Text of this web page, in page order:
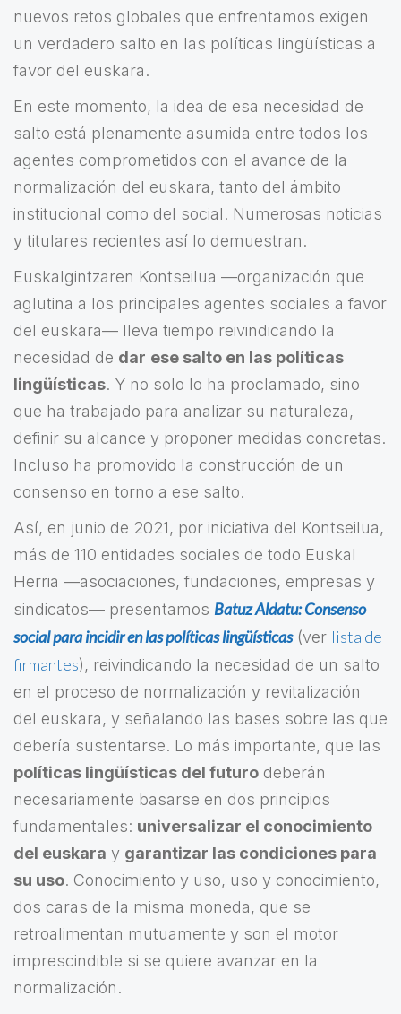
nuevos retos globales que enfrentamos exigen
un verdadero salto en las políticas lingüísticas a
favor del euskara.
En este momento, la idea de esa necesidad de
salto está plenamente asumida entre todos los
agentes comprometidos con el avance de la
normalización del euskara, tanto del ámbito
institucional como del social. Numerosas noticias
y titulares recientes así lo demuestran.
Euskalgintzaren Kontseilua —organización que
aglutina a los principales agentes sociales a favor
del euskara— lleva tiempo reivindicando la
necesidad de dar ese salto en las políticas
lingüísticas. Y no solo lo ha proclamado, sino
que ha trabajado para analizar su naturaleza,
definir su alcance y proponer medidas concretas.
Incluso ha promovido la construcción de un
consenso en torno a ese salto.
Así, en junio de 2021, por iniciativa del Kontseilua,
más de 110 entidades sociales de todo Euskal
Herria —asociaciones, fundaciones, empresas y
sindicatos— presentamos Batuz Aldatu: Consenso
social para incidir en las políticas lingüísticas(ver lista de
firmantes), reivindicando la necesidad de un salto
en el proceso de normalización y revitalización
del euskara, y señalando las bases sobre las que
debería sustentarse. Lo más importante, que las
políticas lingüísticas del futuro deberán
necesariamente basarse en dos principios
fundamentales: universalizar el conocimiento
del euskara y garantizar las condiciones para
su uso. Conocimiento y uso, uso y conocimiento,
dos caras de la misma moneda, que se
retroalimentan mutuamente y son el motor
imprescindible si se quiere avanzar en la
normalización.